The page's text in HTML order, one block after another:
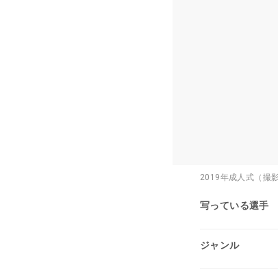
2019年成人式（撮
写っている選手
ジャンル